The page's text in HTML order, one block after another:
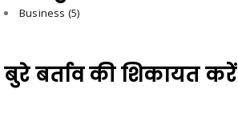
Business (5)
बुरे बर्ताव की शिकायत करें